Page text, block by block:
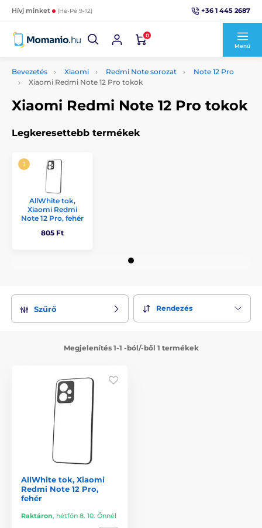
Hívj minket (Hé-Pé 9-12) +36 1 445 2687
0
Menü
Bevezetés Xiaomi Redmi Note sorozat
Note 12 Pro
Xiaomi Redmi Note 12 Pro tokok
Xiaomi Redmi Note 12 Pro tokok
Legkeresettebb termékek
AllWhite tok,
Xiaomi Redmi
Note 12 Pro, fehér
805 Ft
Szűrő Rendezés
Megjelenítés 1-1 -ból/-ből 1 termékek
AllWhite tok, Xiaomi
Redmi Note 12 Pro,
fehér
Raktáron, hétfőn 8. 10. Önnél